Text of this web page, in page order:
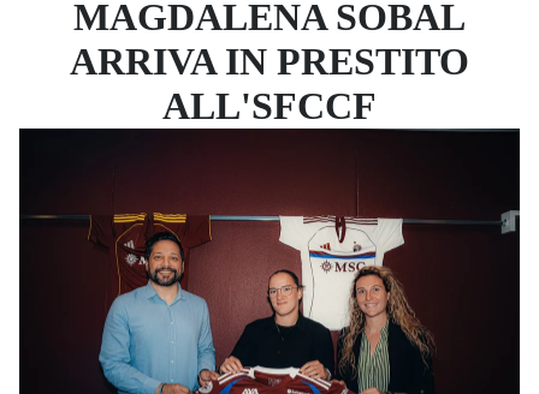
MAGDALENA SOBAL
ARRIVA IN PRESTITO
ALL'SFCCF